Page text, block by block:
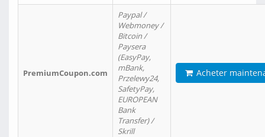
PremiumCoupon.com
Paypal /
Webmoney /
Bitcoin /
Paysera
(EasyPay,
mBank,
Przelewy24,
SafetyPay,
EUROPEAN
Bank
Transfer) /
Skrill
Acheter